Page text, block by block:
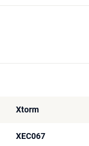
Xtorm
XEC067